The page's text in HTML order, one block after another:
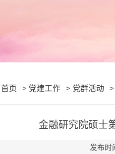
首页 > 党建工作 > 党群活动
金融研究院硕士
发布